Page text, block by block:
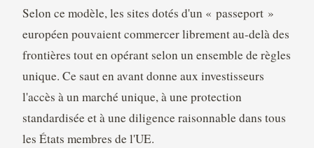
Selon ce modèle, les sites dotés d'un « passeport »
européen pouvaient commercer librement au-delà des
frontières tout en opérant selon un ensemble de règles
unique. Ce saut en avant donne aux investisseurs
l'accès à un marché unique, à une protection
standardisée et à une diligence raisonnable dans tous
les États membres de l'UE.